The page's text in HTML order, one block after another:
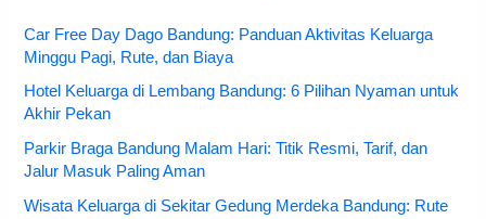
Car Free Day Dago Bandung: Panduan Aktivitas Keluarga
Minggu Pagi, Rute, dan Biaya
Hotel Keluarga di Lembang Bandung: 6 Pilihan Nyaman untuk
Akhir Pekan
Parkir Braga Bandung Malam Hari: Titik Resmi, Tarif, dan
Jalur Masuk Paling Aman
Wisata Keluarga di Sekitar Gedung Merdeka Bandung: Rute